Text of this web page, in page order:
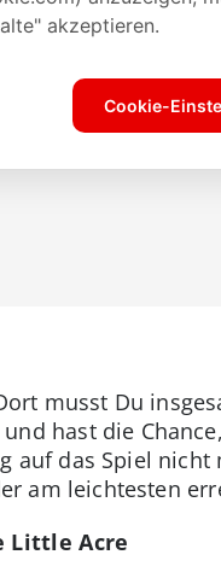
musst Du
hast die
auf das Spiel nicht
am leichtesten
Little Acre